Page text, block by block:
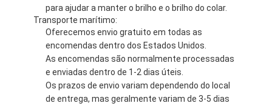
para ajudar a manter o brilho e o brilho do colar.
Transporte marítimo:
Oferecemos envio gratuito em todas as
encomendas dentro dos Estados Unidos.
As encomendas são normalmente processadas
e enviadas dentro de 1-2 dias úteis.
Os prazos de envio variam dependendo do local
de entrega, mas geralmente variam de 3-5 dias